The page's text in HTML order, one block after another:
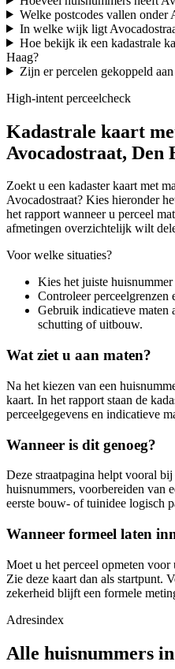
Welke postcodes vallen onder
In welke wijk ligt
Hoe bekijk ik een kadastrale
Haag?
Zijn er percelen gekoppeld
High-intent perceelcheck
Kadastrale kaart
Avocadostraat, Den
Zoekt u een kadaster kaart met
Avocadostraat? Kies hieronder
het rapport wanneer u perceel
afmetingen overzichtelijk wilt
Voor welke situaties?
Kies het juiste
Controleer perceelgrenzen
Gebruik indicatieve maten
schutting of uitbouw.
Wat ziet u aan maten?
Na het kiezen van een
kaart. In het rapport staan de
perceelgegevens en indicatieve
Wanneer is dit genoeg?
Deze straatpagina helpt vooral
huisnummers, voorbereiden van
eerste bouw- of tuinidee logisch
Wanneer formeel laten
Moet u het perceel opmeten
Zie deze kaart dan als startpunt.
zekerheid blijft een formele
Adresindex
Alle huisnummers